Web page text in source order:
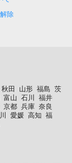
除
秋田 山形 福島 茨
富山 石川
福井
京都 兵庫 奈良
愛媛 高知 福